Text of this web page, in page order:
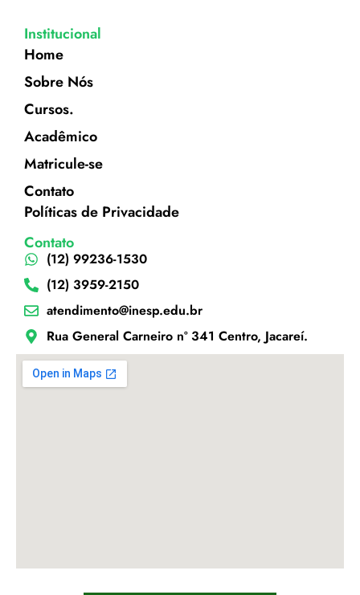
Institucional
Home
Sobre Nós
Cursos.
Acadêmico
Matricule-se
Contato
Políticas de Privacidade
Contato
(12) 99236-1530
(12) 3959-2150
atendimento@inesp.edu.br
Rua General Carneiro nº 341 Centro, Jacareí.